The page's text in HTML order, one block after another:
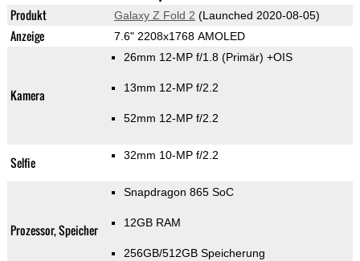
Produkt Galaxy Z Fold 2 (Launched 2020-08-05)
Anzeige 7.6" 2208x1768 AMOLED
Kamera
26mm 12-MP f/1.8 (Primär) +OIS
13mm 12-MP f/2.2
52mm 12-MP f/2.2
Selfie 32mm 10-MP f/2.2
Prozessor, Speicher
Snapdragon 865 SoC
12GB RAM
256GB/512GB Speicherung